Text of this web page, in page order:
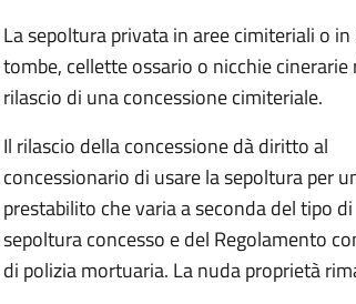
La sepoltura privata in aree cimiteriali o in
tombe, cellette ossario o nicchie cinerarie
rilascio di una concessione cimiteriale.
Il rilascio della concessione dà diritto al
concessionario di usare la sepoltura per
prestabilito che varia a seconda del tipo di
sepoltura concesso e del Regolamento
di polizia mortuaria. La nuda proprietà